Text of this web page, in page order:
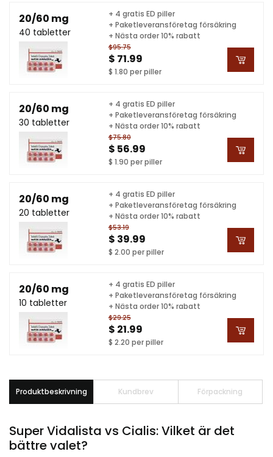
20/60 mg
40 tabletter
$95.75
$ 71.99
$ 1.80 per piller
+ 4 gratis ED piller
+ Paketleveransföretag försäkring
+ Nästa order 10% rabatt
20/60 mg
30 tabletter
$75.80
$ 56.99
$ 1.90 per piller
+ 4 gratis ED piller
+ Paketleveransföretag försäkring
+ Nästa order 10% rabatt
20/60 mg
20 tabletter
$53.19
$ 39.99
$ 2.00 per piller
+ 4 gratis ED piller
+ Paketleveransföretag försäkring
+ Nästa order 10% rabatt
20/60 mg
10 tabletter
$29.25
$ 21.99
$ 2.20 per piller
+ 4 gratis ED piller
+ Paketleveransföretag försäkring
+ Nästa order 10% rabatt
Produktbeskrivning Kundbrev Förpackning
Super Vidalista vs Cialis: Vilket är det
bättre valet?